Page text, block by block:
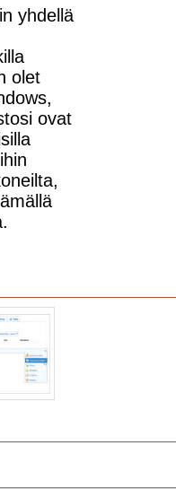
yhdellä
olet
ovat